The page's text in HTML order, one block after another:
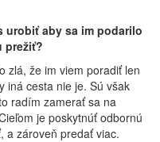
urobiť aby sa im podarilo
prežiť?
zlá, že im viem poradiť len
iná cesta nie je. Sú však
radím zamerať sa na
je poskytnúť odbornú
a zároveň predať viac.